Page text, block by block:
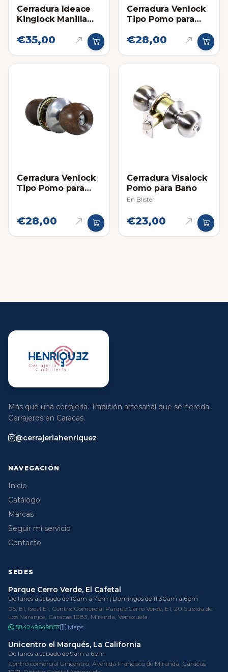
Cerradura Ideace
Kinglock Manilla
€35,00
Cerradura Venlock
Tipo Pomo para
Brillante
€28,00
Cerradura Venlock
Tipo Pomo para
€28,00
Cerradura Visalock
Pomo para Baño
En Blister
€23,00
Más que una cerrajería. Tradición artesanal que se hereda.
Cerrajeros en Caracas.
@cerrajeriahenriquez
NAVEGACIÓN
Inicio
Catálogo
Marcas
Seguir mi servicio
Contacto
SEDES
Parque Cerro Verde, El Cafetal
De lunes a sabado de 10am a 7pm | Domingos de 11:30am a 6pm
05, E1, local E1, Centro Comercial Parque Cerro Verde, E1, 20 Subida de
Los Naranjos, Caracas 1083, Miranda, Venezuela
584249649857
Maps
Unicentro el Marqués, La California
De lunes a sabado de 9am a 6pm
Centro comercial Unicentro, Avenida Francisco de Miranda, Caracas